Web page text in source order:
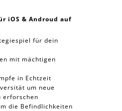
iOS & Androud auf
für dein
mit mächtigen
in Echtzeit
um neue
erforschen
die Befindlichkeiten